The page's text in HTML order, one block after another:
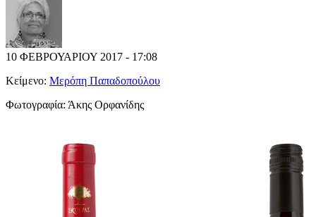
10 ΦΕΒΡΟΥΑΡΙΟΥ 2017 - 17:08
Κείμενο: Μερόπη Παπαδοπούλου
Φωτογραφία: Άκης Ορφανίδης